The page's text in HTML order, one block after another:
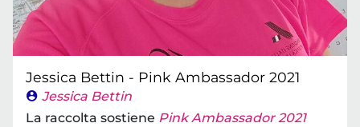
Jessica Bettin - Pink Ambassador 2021
Jessica Bettin
La raccolta sostiene Pink Ambassador 2021